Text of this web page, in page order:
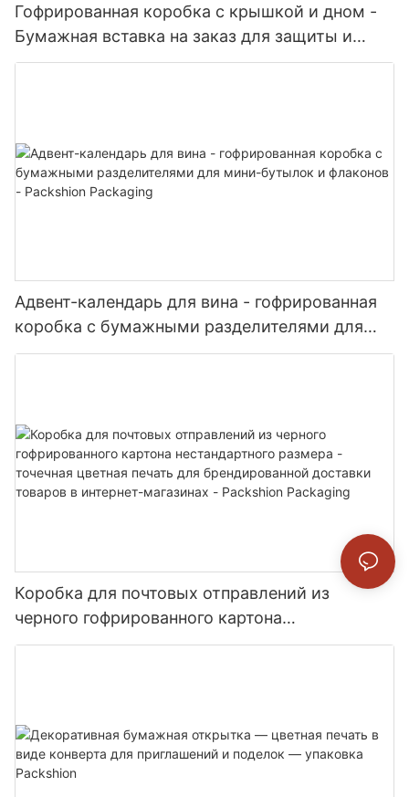
Гофрированная коробка с крышкой и дном -
Бумажная вставка на заказ для защиты и
демонстрации товара - Упаковка Packshion
Адвент-календарь для вина - гофрированная
коробка с бумажными разделителями для
мини-бутылок и флаконов - Packshion
Коробка для почтовых отправлений из
черного гофрированного картона
нестандартного размера - точечная цветная